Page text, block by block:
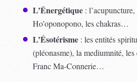
L’Énergétique :
Ho’oponopono, les chakras…
L’Ésotérisme : les entités
(pléonasme), la mediumnité, les
Franc Ma-Connerie…